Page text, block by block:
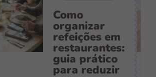
Como
organizar
refeições em
restaurantes:
guia prático
para reduzir